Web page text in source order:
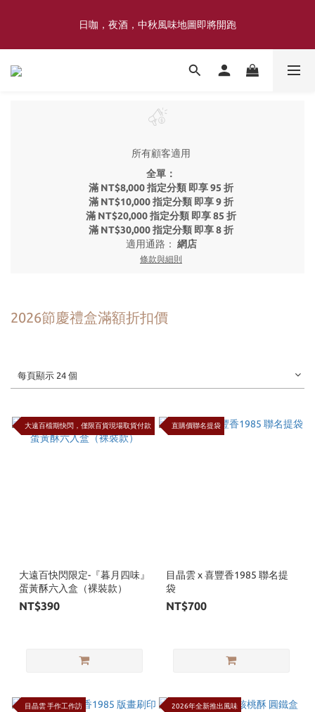
限定
日咖，夜酒，中秋風味地圖即將開跑
喜豐香1985 × 薑薑小姐花藝工作室｜登記日系列 手捧花｜5月–7月
所有顧客適用
全單：
滿 NT$8,000 指定分類 即享 95 折
滿 NT$10,000 指定分類 即享 9 折
滿 NT$20,000 指定分類 即享 85 折
滿 NT$30,000 指定分類 即享 8 折
適用通路： 網店
條款與細則
2026節慶禮盒滿額折扣價
每頁顯示 24 個
大遠百檔期快閃，僅限百貨現場取貨付款
大遠百快閃限定-『暮月四味』
蛋黃酥六入盒（裸裝款）
NT$390
直購價聯名提袋
目晶雲 x 喜豐香1985 聯名提
袋
NT$700
目晶雲 手作工作訪 2026年全新推出風味